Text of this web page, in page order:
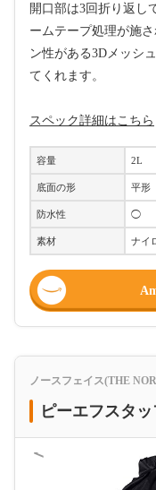
開口部は3回折り返し
ームテープ処理が施
ン性がある3Dメッシ
てくれます。
スペック詳細はこちら
容量 2L
底面の形 平形
防水性 ◯
素材 ナイ
ノースフェイス(THE
ピーエフスタ
＜